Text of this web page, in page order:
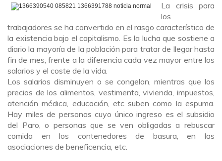
La crisis para
los
trabajadores se ha convertido en el rasgo característico de
la existencia bajo el capitalismo. Es la lucha que sostiene a
diario la mayoría de la población para tratar de llegar hasta
fin de mes, frente a la diferencia cada vez mayor entre los
salarios y el coste de la vida.
Los salarios disminuyen o se congelan, mientras que los
precios de los alimentos, vestimenta, vivienda, impuestos,
atención médica, educación, etc suben como la espuma.
Hay miles de personas cuyo único ingreso es el subsidio
del Paro, o personas que se ven obligadas a rebuscar
comida en los contenedores de basura, en las
asociaciones de beneficencia, etc.